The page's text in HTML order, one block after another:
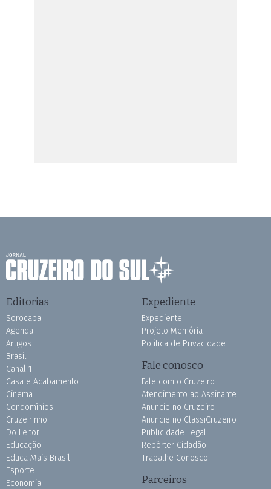
Editorias
Sorocaba
Agenda
Artigos
Brasil
Canal 1
Casa e Acabamento
Cinema
Condomínios
Cruzeirinho
Do Leitor
Educação
Educa Mais Brasil
Esporte
Economia
Expediente
Expediente
Projeto Memória
Política de Privacidade
Fale conosco
Fale com o Cruzeiro
Atendimento ao Assinante
Anuncie no Cruzeiro
Anuncie no ClassiCruzeiro
Publicidade Legal
Repórter Cidadão
Trabalhe Conosco
Parceiros